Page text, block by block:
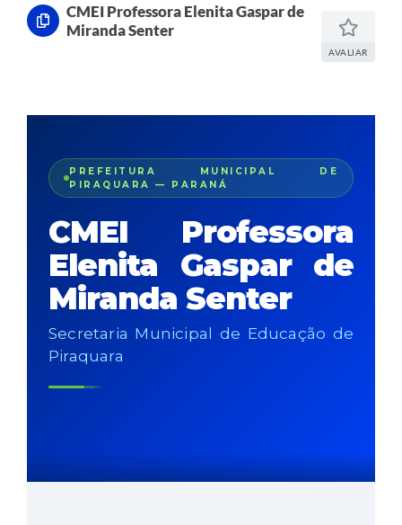
CMEI Professora Elenita Gaspar de
Miranda Senter
AVALIAR
PREFEITURA MUNICIPAL DE
PIRAQUARA — PARANÁ
CMEI Professora
Elenita Gaspar de
Miranda Senter
Secretaria Municipal de Educação de
Piraquara